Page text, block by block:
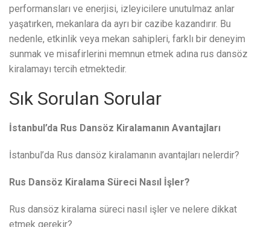
performansları ve enerjisi, izleyicilere unutulmaz anlar
yaşatırken, mekanlara da ayrı bir cazibe kazandırır. Bu
nedenle, etkinlik veya mekan sahipleri, farklı bir deneyim
sunmak ve misafirlerini memnun etmek adına rus dansöz
kiralamayı tercih etmektedir.
Sık Sorulan Sorular
İstanbul’da Rus Dansöz Kiralamanın Avantajları
İstanbul’da Rus dansöz kiralamanın avantajları nelerdir?
Rus Dansöz Kiralama Süreci Nasıl İşler?
Rus dansöz kiralama süreci nasıl işler ve nelere dikkat
etmek gerekir?